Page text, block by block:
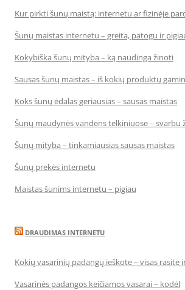
Kur pirkti šunų maistą: internetu ar fizinėje
Šunų maistas internetu – greita, patogu ir
Kokybiška šunų mityba – ką naudinga žinoti
Sausas šunų maistas – iš kokių produktų
Koks šunų ėdalas geriausias – sausas maistas
Šunų maudynės vandens telkiniuose – svarbu
Šunų mityba – tinkamiausias sausas maistas
Šunų prekės internetu
Maistas šunims internetu – pigiau
DRAUDIMAS INTERNETU
Kokių vasarinių padangų ieškote – visas rasite
Vasarinės padangos keičiamos vasarai – kodėl